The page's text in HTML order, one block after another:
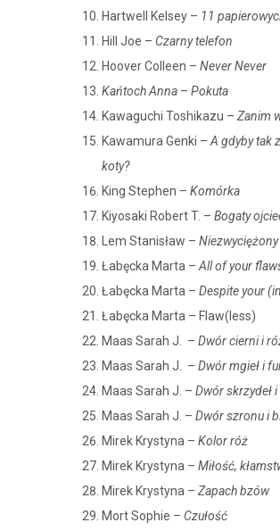
Hartwell Kelsey – 11
Hill Joe – Czarny telefon
Hoover Colleen – Never Never
Kańtoch Anna – Pokuta
Kawaguchi Toshikazu – Zanim
Kawamura Genki – A gdyby tak
koty?
King Stephen – Komórka
Kiyosaki Robert T. – Bogaty
Lem Stanisław – Niezwyciężony
Łabęcka Marta – All of your
Łabęcka Marta – Despite your
Łabęcka Marta – Flaw(less)
Maas Sarah J. – Dwór cierni i
Maas Sarah J. – Dwór mgieł i
Maas Sarah J. – Dwór skrzydeł
Maas Sarah J. – Dwór szronu i
Mirek Krystyna – Kolor róż
Mirek Krystyna – Miłość,
Mirek Krystyna – Zapach bzów
Mort Sophie – Czułość